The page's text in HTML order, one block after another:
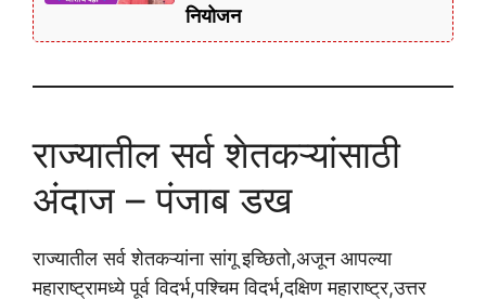
नियोजन
राज्यातील सर्व शेतकऱ्यांसाठी
अंदाज – पंजाब डख
राज्यातील सर्व शेतकऱ्यांना सांगू इच्छितो,अजून आपल्या
महाराष्ट्रामध्ये पूर्व विदर्भ,पश्चिम विदर्भ,दक्षिण महाराष्ट्र,उत्तर